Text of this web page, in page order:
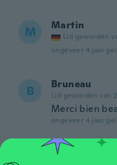
M Martin
Lid geworden
ongeveer 4 jaar
B Bruneau
Lid geworden van
Merci bien
ongeveer 4 jaar
Juve